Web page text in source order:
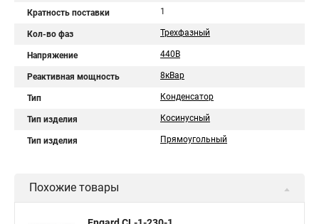
Кратность поставки 1
Кол-во фаз Трехфазный
Напряжение 440В
Реактивная мощность 8кВар
Тип Конденсатор
Тип изделия Косинусный
Тип изделия Прямоугольный
Похожие товары